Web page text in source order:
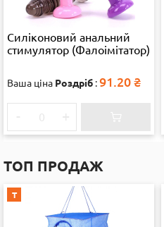
Силіконовий анальний
стимулятор (Фалоімітатор)
Ваша ціна Роздріб :91.20 ₴
ТОП ПРОДАЖ
Т